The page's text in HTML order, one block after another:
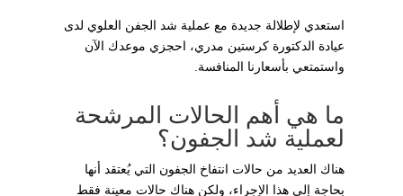
استعدي لإطلالة جديدة مع عملية شد الجفن العلوي لدى
عيادة الدكتورة كرستين مدري، احجزي موعدك الآن
واستمتعي بأسعارنا المنافسة.
ما هي أهم الحالات المرشحة
لعملية شد الجفون؟
هناك العديد من حالات انتفاخ الجفون التي يُعتقد أنها
بحاجة إلى هذا الإجراء، ولكن هناك حالات معينة فقط